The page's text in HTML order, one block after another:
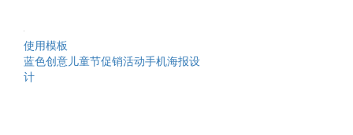
使用模板
蓝色创意儿童节促销活动手机海报设
计